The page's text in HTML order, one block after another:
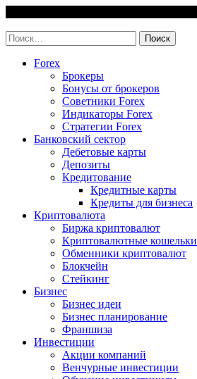
content
Найти:
Forex
Брокеры
Бонусы от брокеров
Советники Forex
Индикаторы Forex
Стратегии Forex
Банковский сектор
Дебетовые карты
Депозиты
Кредитование
Кредитные карты
Кредиты для бизнеса
Криптовалюта
Биржа криптовалют
Криптовалютные кошельки
Обменники криптовалют
Блокчейн
Стейкинг
Бизнес
Бизнес идеи
Бизнес планирование
Франшиза
Инвестиции
Акции компаний
Венчурные инвестиции